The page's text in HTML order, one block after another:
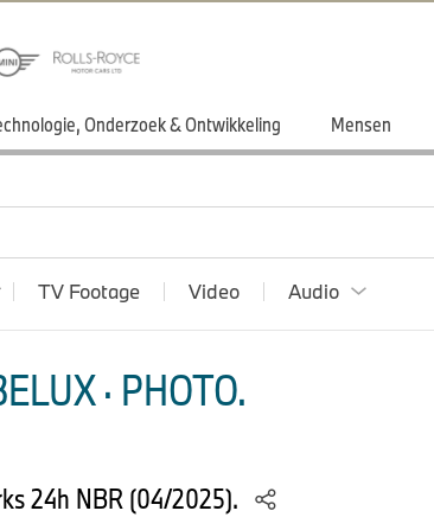
Onderzoek & Ontwikkeling Mensen
TV Footage Video Audio
· PHOTO.
24h NBR (04/2025).